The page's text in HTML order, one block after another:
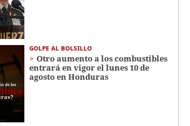
GOLPE AL BOLSILLO
Otro aumento a los combustibles
entrará en vigor el lunes 10 de
agosto en Honduras